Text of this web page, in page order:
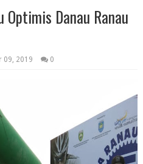
Optimis Danau Ranau
09, 2019 0